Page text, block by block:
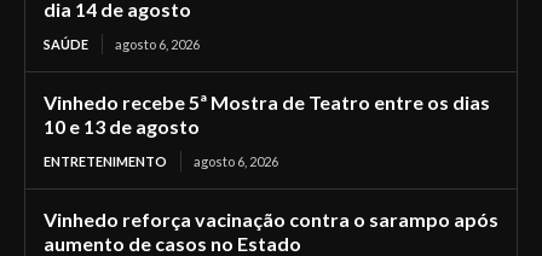
dia 14 de agosto
SAÚDE agosto 6, 2026
Vinhedo recebe 5ª Mostra de Teatro entre os dias
10 e 13 de agosto
ENTRETENIMENTO agosto 6, 2026
Vinhedo reforça vacinação contra o sarampo após
aumento de casos no Estado